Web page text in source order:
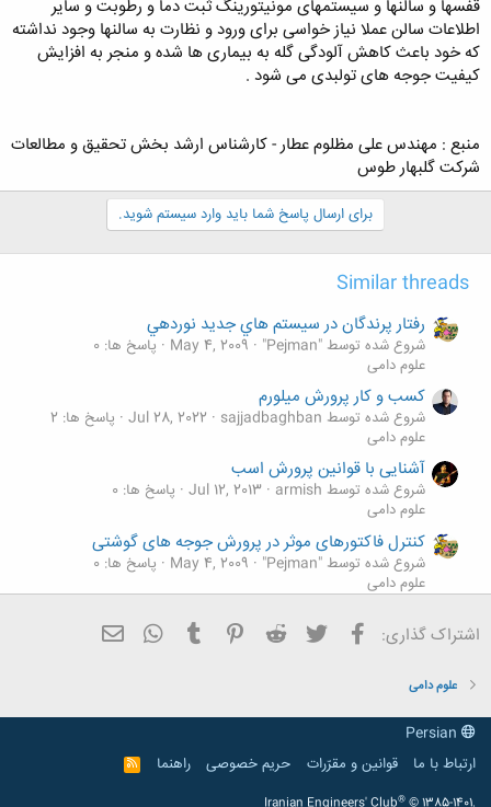
قفسها و سالنها و سیستمهای مونیتورینگ ثبت دما و رطوبت و سایر
اطلاعات سالن عملا نیاز خواسی برای ورود و نظارت به سالنها وجود نداشته
که خود باعث کاهش آلودگی گله به بیماری ها شده و منجر به افزایش
کیفیت جوجه های تولبدی می شود .
منبع : مهندس علی مظلوم عطار - کارشناس ارشد بخش تحقیق و مطالعات
شرکت گلبهار طوس
برای ارسال پاسخ شما باید وارد سیستم شوید.
Similar threads
رفتار پرندگان در سيستم هاي جديد نوردهي
شروع شده توسط "Pejman" May 4, 2009
پاسخ ها: 0
علوم دامی
کسب و کار پرورش میلورم
شروع شده توسط sajjadbaghban Jul 28, 2022 پاسخ ها: 2
علوم دامی
آشنایی با قوانین پرورش اسب
شروع شده توسط armish Jul 12, 2013 پاسخ ها: 0
علوم دامی
کنترل فاکتورهای موثر در پرورش جوجه های گوشتی
شروع شده توسط "Pejman" May 4, 2009
پاسخ ها: 0
علوم دامی
پر از ديدگاه پرورش دهندگان طیور
شروع شده توسط "Pejman" May 4, 2009
پاسخ ها: 0
اشتراک گذاری: فیسبوک تویتر Reddit
Pinterest
Tumblr
WhatsApp
علوم دامی
ارتباط با ما
قوانین و مقرّرات حریم خصوصی راهنما
R
S
®